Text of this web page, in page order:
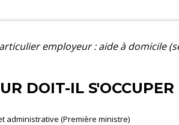
employeur : aide à domicile
DOIT-IL
administrative (Première ministre)